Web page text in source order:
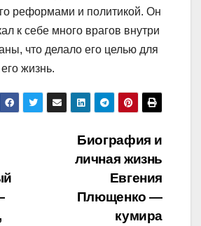
реформами и политикой. Он
к себе много врагов внутри
что делало его целью для
жизнь.
Биография и
личная жизнь
Евгения
Плющенко —
кумира